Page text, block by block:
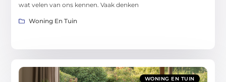
wat velen van ons kennen. Vaak denken
Woning En Tuin
WONING EN TUIN